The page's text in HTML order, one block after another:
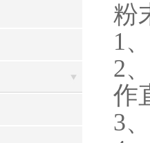
粉
1
2
作
3